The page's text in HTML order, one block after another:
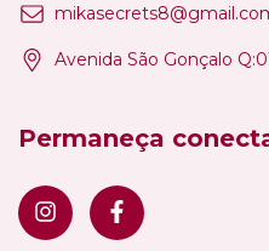
Avenida São Gonçalo
Permaneça